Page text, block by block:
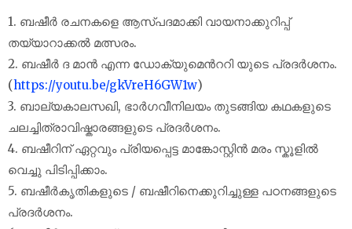
1. ബഷീർ രചനകളെ ആസ്പദമാക്കി വായനാക്കുറിപ്പ്
തയ്യാറാക്കൽ മത്സരം.
2. ബഷീർ ദ മാൻ എന്ന ഡോക്യുമെൻററി യുടെ പ്രദർശനം.
(https://youtu.be/gkVreH6GW1w)
3. ബാല്യകാലസഖി, ഭാർഗവീനിലയം തുടങ്ങിയ കഥകളുടെ
ചലച്ചിത്രാവിഷ്കാരങ്ങളുടെ പ്രദർശനം.
4. ബഷീറിന് ഏറ്റവും പ്രിയപ്പെട്ട മാങ്കോസ്റ്റിൻ മരം സ്കൂളിൽ
വെച്ചു പിടിപ്പിക്കാം.
5. ബഷീർകൃതികളുടെ / ബഷീറിനെക്കുറിച്ചുള്ള പഠനങ്ങളുടെ
പ്രദർശനം.